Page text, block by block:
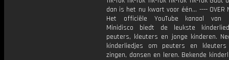
dan is het nu kwart voor één… ---- OVER
Het officiële YouTube kanaal van
Minidisco biedt de leukste
peuters, kleuters en jonge kinderen.
kinderliedjes om peuters en
zingen, dansen en leren. Bekende